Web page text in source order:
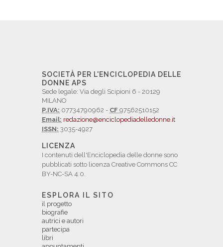
SOCIETÀ PER L'ENCICLOPEDIA DELLE
DONNE APS
Sede legale: Via degli Scipioni 6 - 20129
MILANO
P.IVA: 07734790962 - CF 97562510152
Email: redazione@enciclopediadelledonne.it
ISSN: 3035-4927
LICENZA
I contenuti dell'Enciclopedia delle donne sono
pubblicati sotto licenza Creative Commons CC
BY-NC-SA 4.0.
ESPLORA IL SITO
il progetto
biografie
autrici e autori
partecipa
libri